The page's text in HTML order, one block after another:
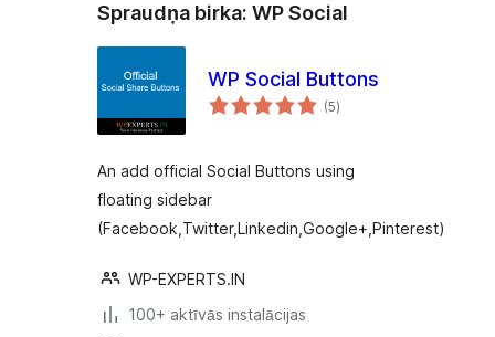
Spraudņa birka: WP Social
WP Social Buttons
(5vērtējumu
kopsumma
)
An add official Social Buttons using
floating sidebar
(Facebook,Twitter,Linkedin,Google+,Pinterest)
WP-EXPERTS.IN
100+ aktīvās instalācijas